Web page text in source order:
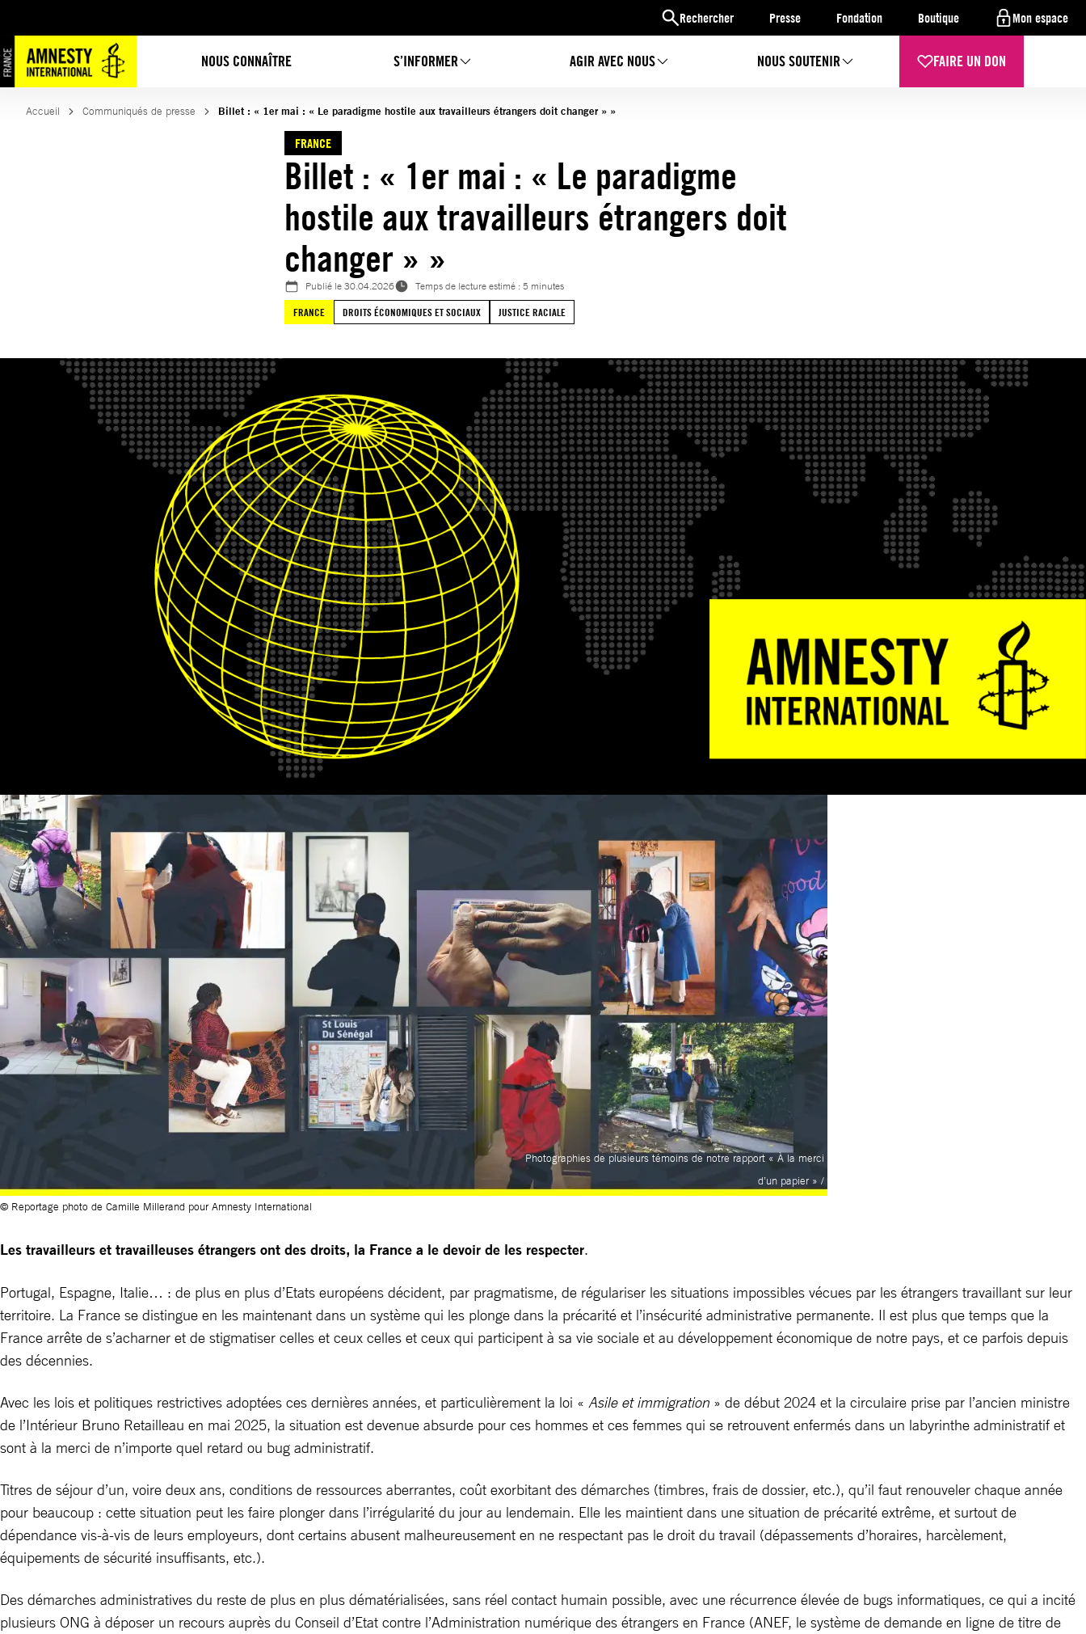
Rechercher Presse Fondation Boutique Mon espace
NOUS CONNAÎTRE S’INFORMER AGIR AVEC NOUS NOUS SOUTENIR FAIRE UN DON
au
contenu
Accueil Communiqués de presse Billet : « 1er mai : « Le paradigme hostile aux travailleurs étrangers doit changer » »
FRANCE
Billet : « 1er mai : « Le paradigme
hostile aux travailleurs étrangers doit
changer » »
Publié le30.04.2026
Temps de lecture estimé : 5 minutes
FRANCE
DROITS ÉCONOMIQUES ET SOCIAUX JUSTICE RACIALE
Photographies de plusieurs témoins de notre rapport « À la merci
d’un papier » /
© Reportage photo de Camille Millerand pour Amnesty International
Les travailleurs et travailleuses étrangers ont des droits, la France a le devoir de les respecter.
Portugal, Espagne, Italie… : de plus en plus d’Etats européens décident, par pragmatisme, de régulariser les situations impossibles vécues par les étrangers travaillant sur leur
territoire. La France se distingue en les maintenant dans un système qui les plonge dans la précarité et l’insécurité administrative permanente. Il est plus que temps que la
France arrête de s’acharner et de stigmatiser celles et ceux celles et ceux qui participent à sa vie sociale et au développement économique de notre pays, et ce parfois depuis
des décennies.
Avec les lois et politiques restrictives adoptées ces dernières années, et particulièrement la loi « Asile et immigration » de début 2024 et la circulaire prise par l’ancien ministre
de l’Intérieur Bruno Retailleau en mai 2025, la situation est devenue absurde pour ces hommes et ces femmes qui se retrouvent enfermés dans un labyrinthe administratif et
sont à la merci de n’importe quel retard ou bug administratif.
Titres de séjour d’un, voire deux ans, conditions de ressources aberrantes, coût exorbitant des démarches (timbres, frais de dossier, etc.), qu’il faut renouveler chaque année
pour beaucoup : cette situation peut les faire plonger dans l’irrégularité du jour au lendemain. Elle les maintient dans une situation de précarité extrême, et surtout de
dépendance vis-à-vis de leurs employeurs, dont certains abusent malheureusement en ne respectant pas le droit du travail (dépassements d’horaires, harcèlement,
équipements de sécurité insuffisants, etc.).
Des démarches administratives du reste de plus en plus dématérialisées, sans réel contact humain possible, avec une récurrence élevée de bugs informatiques, ce qui a incité
plusieurs ONG à déposer un recours auprès du Conseil d’Etat contre l’Administration numérique des étrangers en France (ANEF, le système de demande en ligne de titre de